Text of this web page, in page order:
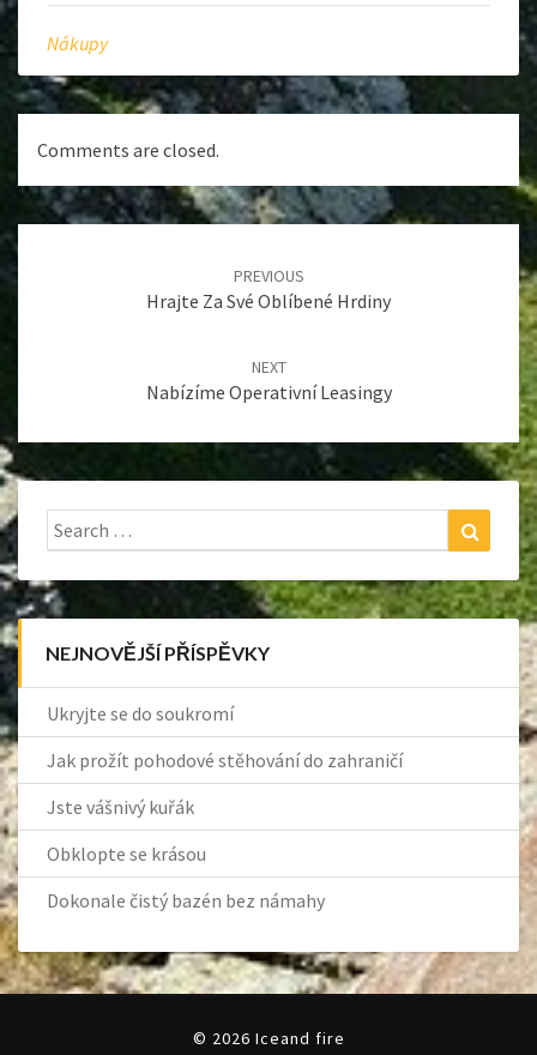
Nákupy
Comments are closed.
Post
PREVIOUS
Hrajte Za Své Oblíbené Hrdiny
NEXT
Nabízíme Operativní Leasingy
Search
for:
Search
NEJNOVĚJŠÍ PŘÍSPĚVKY
Ukryjte se do soukromí
Jak prožít pohodové stěhování do zahraničí
Jste vášnivý kuřák
Obklopte se krásou
Dokonale čistý bazén bez námahy
© 2026 Iceand fire